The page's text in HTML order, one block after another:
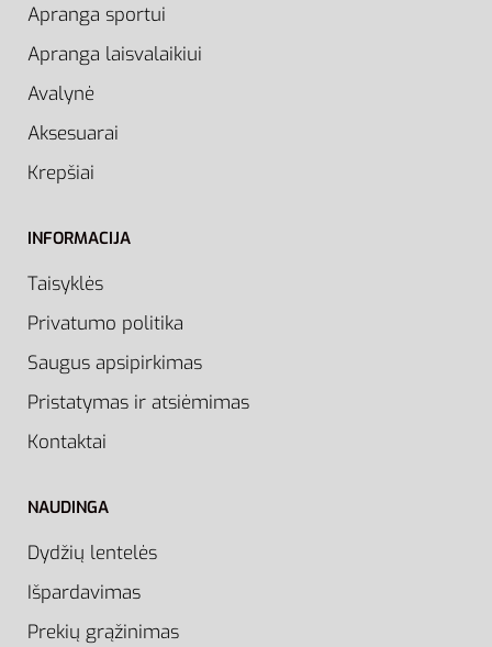
Apranga sportui
Apranga laisvalaikiui
Avalynė
Aksesuarai
Krepšiai
INFORMACIJA
Taisyklės
Privatumo politika
Saugus apsipirkimas
Pristatymas ir atsiėmimas
Kontaktai
NAUDINGA
Dydžių lentelės
Išpardavimas
Prekių grąžinimas